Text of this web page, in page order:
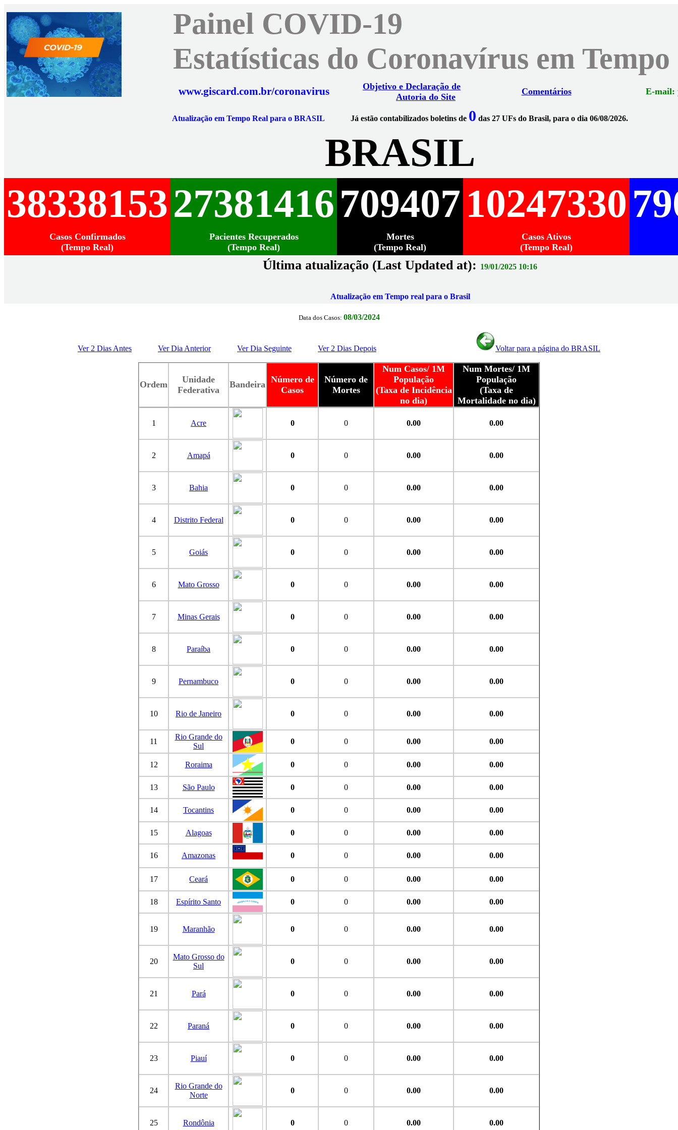
Painel COVID-19
Estatísticas do Coronavírus em Tempo
www.giscard.com.br/coronavirus
Objetivo e Declaração de
Autoria do Site
Comentários E-mail:
Atualização em Tempo Real para o BRASIL Já estão contabilizados boletins de 0 das 27 UFs do Brasil, para o dia 06/08/2026.
BRASIL
3833815327381416709407 10247330
Casos Confirmados
(Tempo Real)
Pacientes Recuperados
(Tempo Real)
Mortes
(Tempo Real)
Casos Ativos
(Tempo Real)
Última atualização (Last Updated at): 19/01/2025 10:16
Atualização em Tempo real para o Brasil
Data dos Casos: 08/03/2024
Ver 2 Dias Antes Ver Dia Anterior Ver Dia Seguinte Ver 2 Dias Depois Voltar para a página do BRASIL
Ordem
Unidade
Federativa
Bandeira Número de
Casos
Número de
Mortes
Num Casos/ 1M
População
(Taxa de Incidência
no dia)
Num Mortes/ 1M
População
(Taxa de
Mortalidade no dia)
1 Acre 0 0 0.00 0.00
2 Amapá 0 0 0.00 0.00
3 Bahia 0 0 0.00 0.00
4 Distrito Federal 0 0 0.00 0.00
5 Goiás 0 0 0.00 0.00
6 Mato Grosso 0 0 0.00 0.00
7 Minas Gerais 0 0 0.00 0.00
8 Paraíba 0 0 0.00 0.00
9 Pernambuco 0 0 0.00 0.00
10 Rio de Janeiro 0 0 0.00 0.00
11
Rio Grande do
Sul
0 0 0.00 0.00
12 Roraima 0 0 0.00 0.00
13 São Paulo 0 0 0.00 0.00
14 Tocantins 0 0 0.00 0.00
15 Alagoas 0 0 0.00 0.00
16 Amazonas 0 0 0.00 0.00
17 Ceará 0 0 0.00 0.00
18 Espírito Santo 0 0 0.00 0.00
19 Maranhão 0 0 0.00 0.00
20
Mato Grosso do
Sul
0 0 0.00 0.00
21 Pará 0 0 0.00 0.00
22 Paraná 0 0 0.00 0.00
23 Piauí 0 0 0.00 0.00
24
Rio Grande do
Norte
0 0 0.00 0.00
25 Rondônia 0 0 0.00 0.00